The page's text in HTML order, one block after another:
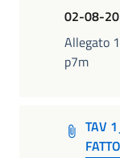
02-08-
Allegato
p7m
TAV